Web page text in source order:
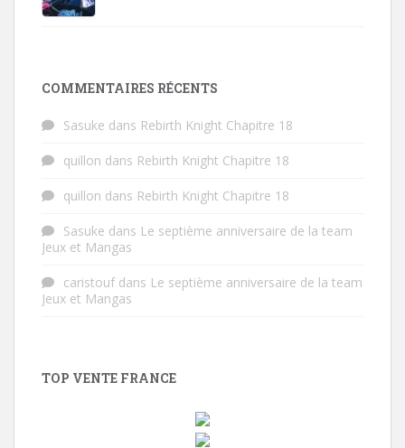
COMMENTAIRES RÉCENTS
Sasuke dans Rebirth Knight Chapitre 18
quillon dans Rebirth Knight Chapitre 18
quillon dans Rebirth Knight Chapitre 18
Sasuke dans Le septième anniversaire de la team
Jeux et Mangas
caristoufdans Le septième anniversaire de la team
Jeux et Mangas
TOP VENTE FRANCE